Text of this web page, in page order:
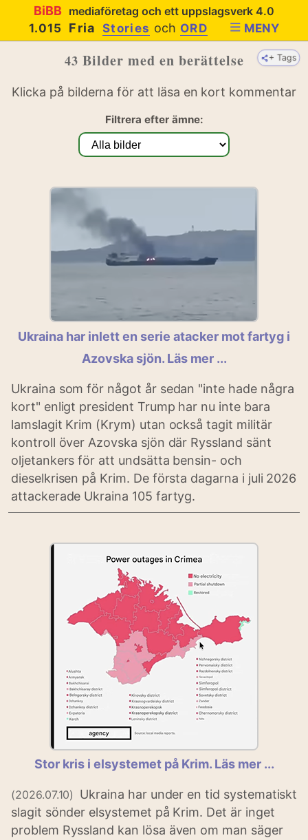
BiBB mediaföretag och ett uppslagsverk 4.0
1.015
FriaStories och ORD MENY
+ Tags
43 Bilder med en berättelse
Klicka på bilderna för att läsa en kort kommentar
Filtrera efter ämne:
Ukraina har inlett en serie atacker mot fartyg i
Azovska sjön. Läs mer ...
Ukraina som för något år sedan "inte hade några
kort" enligt president Trump har nu inte bara
lamslagit Krim (Krym) utan också tagit militär
kontroll över Azovska sjön där Ryssland sänt
oljetankers för att undsätta bensin- och
dieselkrisen på Krim. De första dagarna i juli 2026
attackerade Ukraina 105 fartyg.
Stor kris i elsystemet på Krim. Läs mer ...
(2026.07.10) Ukraina har under en tid systematiskt
slagit sönder elsystemet på Krim. Det är inget
problem Ryssland kan lösa även om man säger